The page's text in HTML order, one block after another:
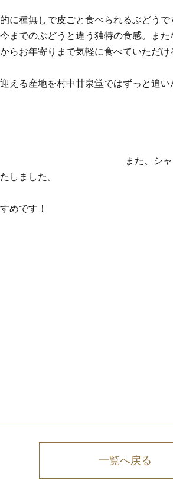
に種無しで皮ごと食べられるぶどう
までのぶどうと違う独特の食感。ま
お年寄りまで気軽に食べていただけ
る産地を村中甘泉堂ではずっと追
また、シ
しました。
めです！
一覧へ戻る